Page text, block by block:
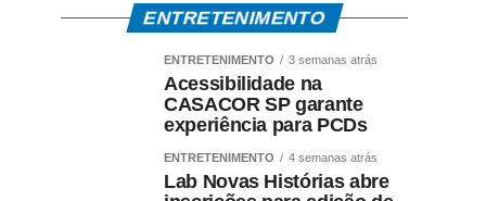
ENTRETENIMENTO
ENTRETENIMENTO 3 semanas atrás
Acessibilidade na
CASACOR SP garante
experiência para PCDs
ENTRETENIMENTO 4 semanas atrás
Lab Novas Histórias abre